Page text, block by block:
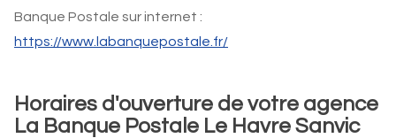
Banque Postale sur internet :
https://www.labanquepostale.fr/
Horaires d'ouverture de votre agence
La Banque Postale Le Havre Sanvic